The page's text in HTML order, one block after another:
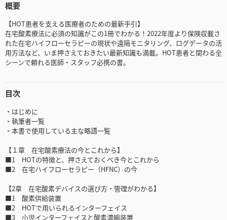
概要
【HOT患者を支える医療者のための最新手引】
在宅酸素療法に必須の知識がこの1冊でわかる！2022年度より保険収載さ
れた在宅ハイフローセラピーの現状や遠隔モニタリング、ログデータの活
用方法など、いま押さえておきたい最新知識も満載。HOT患者と関わる全
シーンで頼れる医師・スタッフ必携の書。
目次
・はじめに
・執筆者一覧
・本書で使用している主な略語一覧
【１章 在宅酸素療法の今とこれから】
■1 HOTの特徴と、押さえておくべき今とこれから
■2 在宅ハイフローセラピー（HFNC）の今
【2章 在宅酸素デバイスの選び方・管理がわかる】
■1 酸素供給装置
■2 HOTで用いられるインターフェイス
■3 小児インターフェイスと酸素濃縮装置